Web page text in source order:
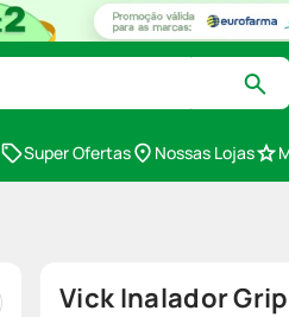
Super Ofertas Nossas Lojas
Vick Inalador